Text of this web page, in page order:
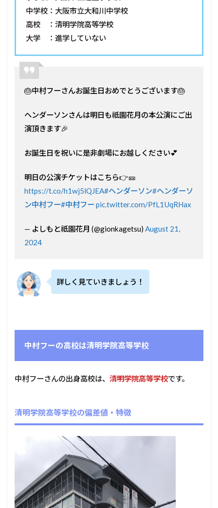
中学校：大阪市立大和川中学校
高校 ：清明学院高等学校
大学 ：進学していない
🎂中村フーさんお誕生日おめでとうございます🎂
ヘンダーソンさんは明日も祇園花月の本公演にご出
演頂きます🎉
お誕生日を祝いに是非劇場にお越しください💕
明日の公演チケットはこちら👉🎫
https://t.co/h1wj5lQJEA#ヘンダーソン#ヘンダーソ
ン中村フー#中村フー pic.twitter.com/PfL1UqRHax
— よしもと祇園花月 (@gionkagetsu) August 21,
2024
詳しく見ていきましょう！
中村フーの高校は清明学院高等学校
中村フーさんの出身高校は、 清明学院高等学校です。
清明学院高等学校の偏差値・特徴